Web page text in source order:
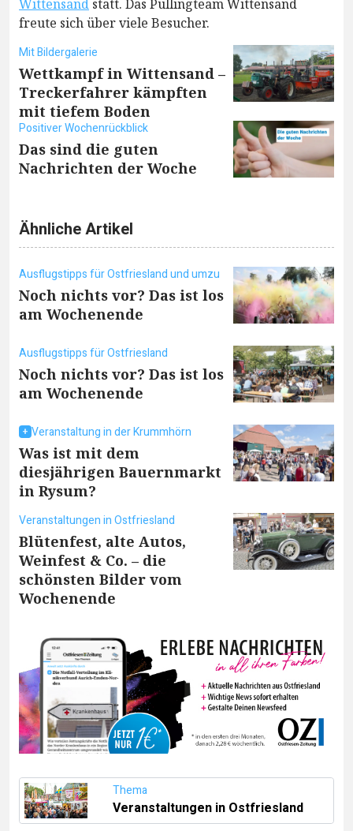
Wittensand statt. Das Pullingteam Wittensand
freute sich über viele Besucher.
Mit Bildergalerie
Wettkampf in Wittensand –
Treckerfahrer kämpften
mit tiefem Boden
Positiver Wochenrückblick
Das sind die guten
Nachrichten der Woche
Ähnliche Artikel
Ausflugstipps für Ostfriesland und umzu
Noch nichts vor? Das ist los
am Wochenende
Ausflugstipps für Ostfriesland
Noch nichts vor? Das ist los
am Wochenende
Veranstaltung in der Krummhörn
Was ist mit dem
diesjährigen Bauernmarkt
in Rysum?
Veranstaltungen in Ostfriesland
Blütenfest, alte Autos,
Weinfest & Co. – die
schönsten Bilder vom
Wochenende
Thema
Veranstaltungen in Ostfriesland